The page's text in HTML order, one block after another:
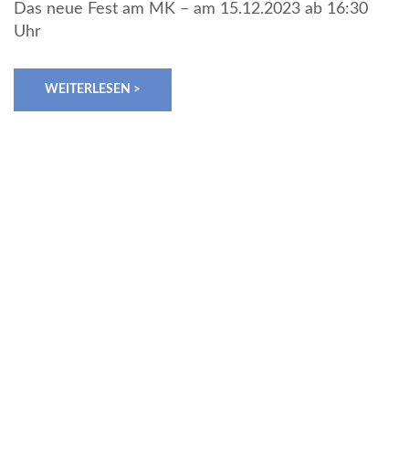
Das neue Fest am MK – am 15.12.2023 ab 16:30
Uhr
WEITERLESEN >